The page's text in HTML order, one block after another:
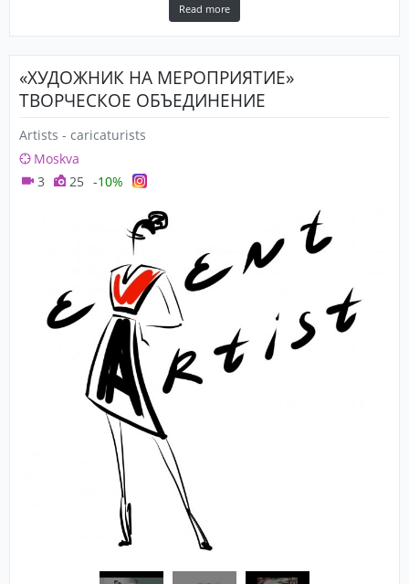
Read more
«ХУДОЖНИК НА МЕРОПРИЯТИЕ»
ТВОРЧЕСКОЕ ОБЪЕДИНЕНИЕ
Artists - caricaturists
Moskva
3
25 -10%